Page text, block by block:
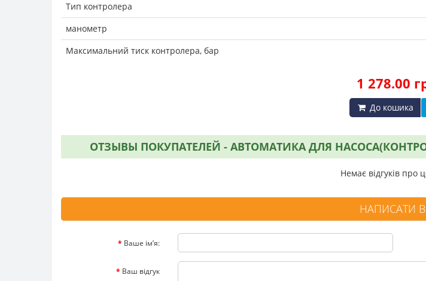
Тип контролера
манометр
Максимальний тиск контролера, бар
1 278.00
До кошика
ОТЗЫВЫ ПОКУПАТЕЛЕЙ - АВТОМАТИКА ДЛЯ
Немає відгуків про
НАПИСАТИ
Ваше ім’я:
Ваш відгук